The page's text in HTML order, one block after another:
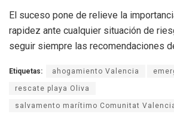
El suceso pone de relieve la
rapidez ante cualquier situación de
seguir siempre las recomendaciones
Etiquetas: ahogamiento Valencia
rescate playa Oliva
salvamento marítimo Comunitat